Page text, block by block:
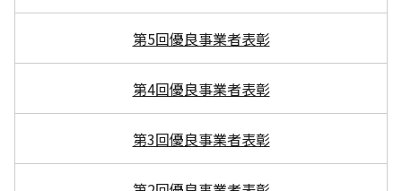
第5回優良事業者表彰
第4回優良事業者表彰
第3回優良事業者表彰